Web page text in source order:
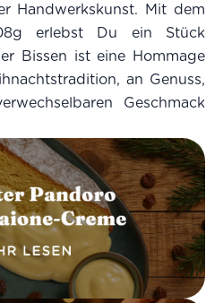
Handwerkskunst. Mit dem
erlebst Du ein Stück
Bissen ist eine Hommage
an Genuss,
Geschmack